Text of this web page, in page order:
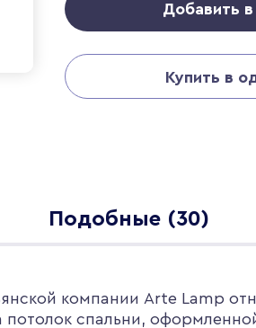
Добавить в
Купить в
Подобные (30)
компании Arte Lamp
потолок спальни,